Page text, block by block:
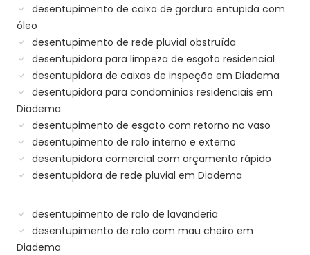
desentupimento de caixa de gordura entupida com
óleo
desentupimento de rede pluvial obstruída
desentupidora para limpeza de esgoto residencial
desentupidora de caixas de inspeção em Diadema
desentupidora para condomínios residenciais em
Diadema
desentupimento de esgoto com retorno no vaso
desentupimento de ralo interno e externo
desentupidora comercial com orçamento rápido
desentupidora de rede pluvial em Diadema
desentupimento de ralo de lavanderia
desentupimento de ralo com mau cheiro em
Diadema